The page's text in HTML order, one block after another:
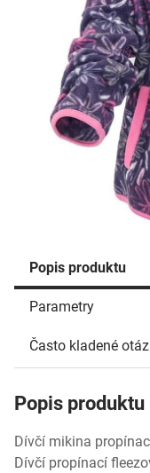
Popis produktu
Parametry
Často kladené
Popis produktu
Dívčí mikina
Dívčí propínací